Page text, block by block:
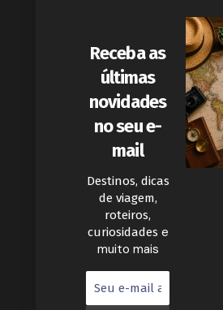
Receba as
últimas
novidades
no seu e-
mail
Destinos, dicas
de viagem,
roteiros,
curiosidades e
muito mais